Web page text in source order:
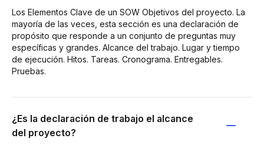
Los Elementos Clave de un SOW Objetivos del proyecto. La
mayoría de las veces, esta sección es una declaración de
propósito que responde a un conjunto de preguntas muy
específicas y grandes. Alcance del trabajo. Lugar y tiempo
de ejecución. Hitos. Tareas. Cronograma. Entregables.
Pruebas.
¿Es la declaración de trabajo el alcance
del proyecto?